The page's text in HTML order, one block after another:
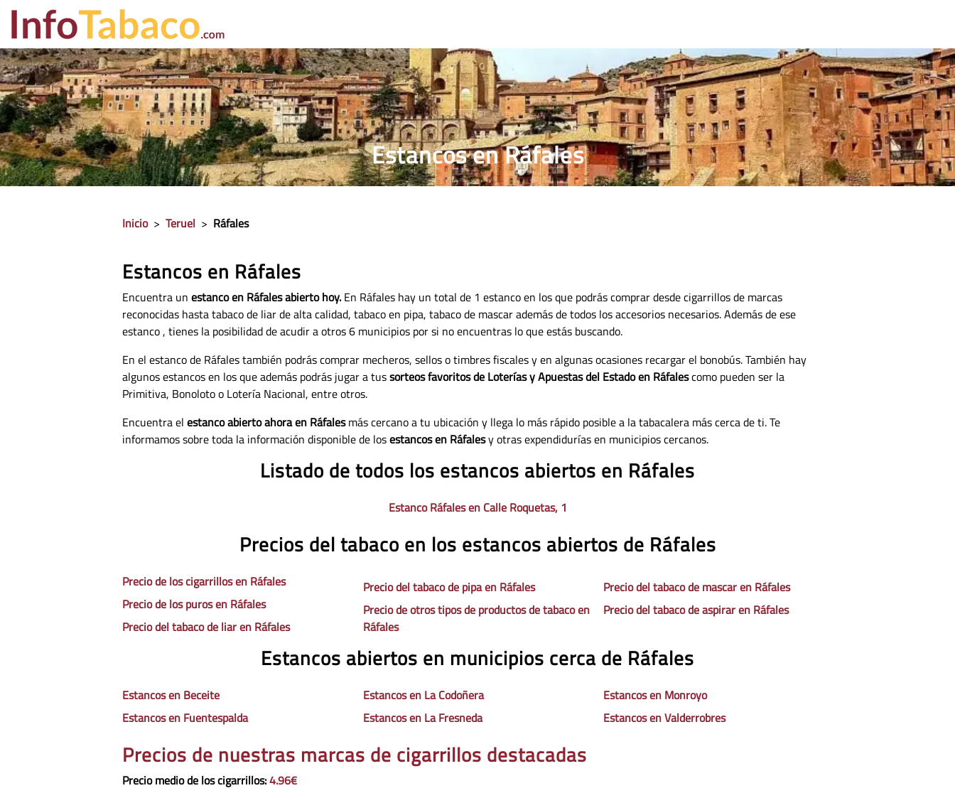
Estancos en Ráfales
Inicio > Teruel > Ráfales
Estancos en Ráfales
Encuentra un estanco en Ráfales abierto hoy. En Ráfales hay un total de 1 estanco en los que podrás comprar desde cigarrillos de marcas
reconocidas hasta tabaco de liar de alta calidad, tabaco en pipa, tabaco de mascar además de todos los accesorios necesarios.Además de ese
estanco , tienes la posibilidad de acudir a otros 6 municipios por si no encuentras lo que estás buscando.
En el estanco de Ráfales también podrás comprar mecheros, sellos o timbres fiscales y en algunas ocasiones recargar el bonobús. También hay
algunos estancos en los que además podrás jugar a tussorteos favoritos de Loterías y Apuestas del Estado en Ráfalescomo pueden ser la
Primitiva, Bonoloto o Lotería Nacional, entre otros.
Encuentra el estanco abierto ahora en Ráfalesmás cercano a tu ubicación y llega lo más rápido posible a la tabacalera más cerca de ti. Te
informamos sobre toda la información disponible de losestancos en Ráfalesy otras expendidurías en municipios cercanos.
Listado de todos los estancos abiertos en Ráfales
Estanco Ráfales en Calle Roquetas, 1
Precios del tabaco en los estancos abiertos de Ráfales
Precio de los cigarrillos en Ráfales
Precio de los puros en Ráfales
Precio del tabaco de liar en Ráfales
Precio del tabaco de pipa en Ráfales
Precio de otros tipos de productos de tabaco en
Ráfales
Precio del tabaco de mascar en Ráfales
Precio del tabaco de aspirar en Ráfales
Estancos abiertos en municipios cerca de Ráfales
Estancos en Beceite
Estancos en Fuentespalda
Estancos en La Codoñera
Estancos en La Fresneda
Estancos en Monroyo
Estancos en Valderrobres
Precios de nuestras marcas de cigarrillos destacadas
Precio medio de los cigarrillos:4.96€